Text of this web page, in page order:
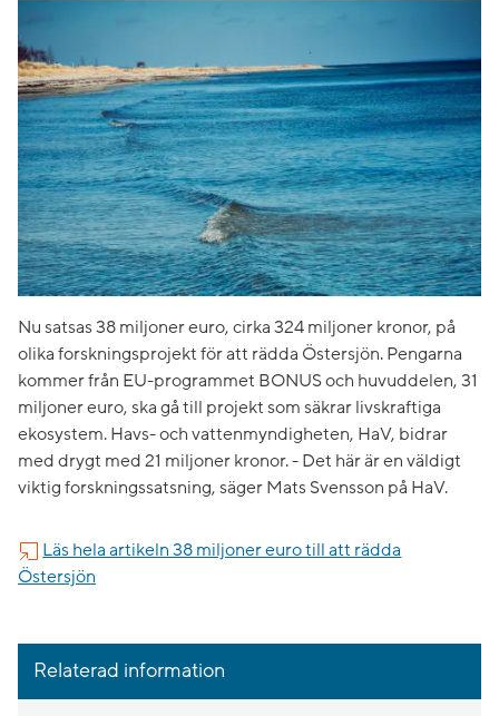
Nu satsas 38 miljoner euro, cirka 324 miljoner kronor, på
olika forskningsprojekt för att rädda Östersjön. Pengarna
kommer från EU-programmet BONUS och huvuddelen, 31
miljoner euro, ska gå till projekt som säkrar livskraftiga
ekosystem. Havs- och vattenmyndigheten, HaV, bidrar
med drygt med 21 miljoner kronor. - Det här är en väldigt
viktig forskningssatsning, säger Mats Svensson på HaV.
Läs hela artikeln 38 miljoner euro till att rädda
Östersjön
Relaterad information